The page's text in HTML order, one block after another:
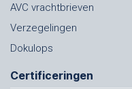
AVC vrachtbrieven
Verzegelingen
Dokulops
Certificeringen